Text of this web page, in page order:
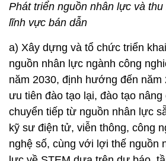
Phát triển nguồn nhân lực và
lĩnh vực bán dẫn
a) Xây dựng và tổ chức triển
nguồn nhân lực ngành công
năm 2030, định hướng đến năm
ưu tiên đào tạo lại, đào tạo nâng
chuyển tiếp từ nguồn nhân lực
kỹ sư điện tử, viễn thông, công
nghệ số, cùng với lợi thế nguồn